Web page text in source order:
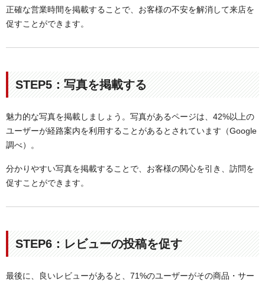
正確な営業時間を掲載することで、お客様の不安を解消して来店を
促すことができます。
STEP5：写真を掲載する
魅力的な写真を掲載しましょう。写真があるページは、42%以上の
ユーザーが経路案内を利用することがあるとされています（Google
調べ）。
分かりやすい写真を掲載することで、お客様の関心を引き、訪問を
促すことができます。
STEP6：レビューの投稿を促す
最後に、良いレビューがあると、71%のユーザーがその商品・サー